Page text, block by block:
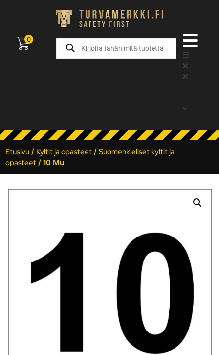
0
Etusivu / Kyltit ja opasteet /Suomenkieliset kyltit ja
opasteet / 10 Mu